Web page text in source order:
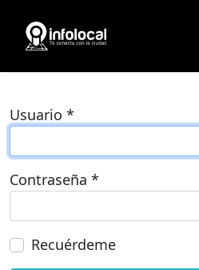
Usuario *
Contraseña *
Recuérdeme